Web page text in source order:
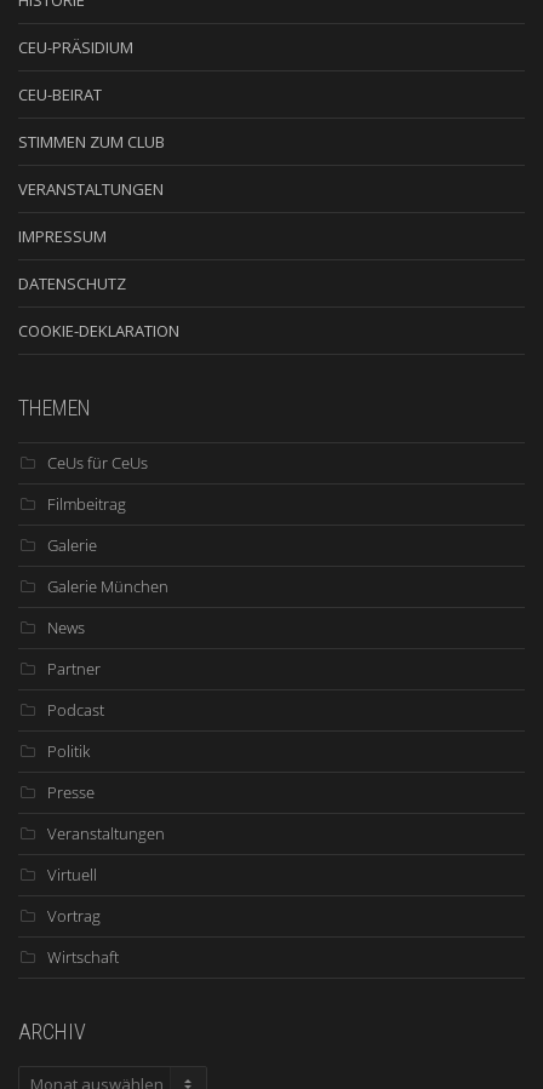
CEU-PRÄSIDIUM
CEU-BEIRAT
STIMMEN ZUM CLUB
VERANSTALTUNGEN
IMPRESSUM
DATENSCHUTZ
COOKIE-DEKLARATION
THEMEN
CeUs für CeUs
Filmbeitrag
Galerie
Galerie München
News
Partner
Podcast
Politik
Presse
Veranstaltungen
Virtuell
Vortrag
Wirtschaft
ARCHIV
ARCHIV